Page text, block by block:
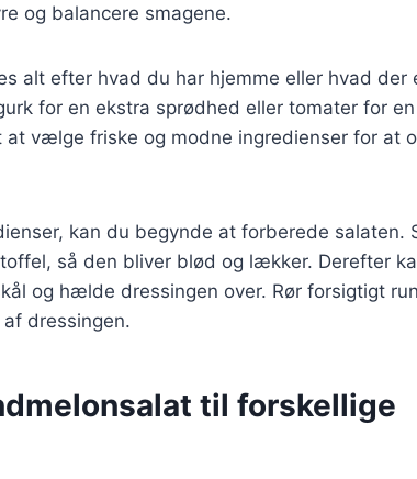
og balancere smagene.
alt efter hvad du har hjemme eller hvad der
for en ekstra sprødhed eller tomater for
at vælge friske og modne ingredienser for at
kan du begynde at forberede salaten.
så den bliver blød og lækker. Derefter
og hælde dressingen over. Rør forsigtigt
dressingen.
til forskellige